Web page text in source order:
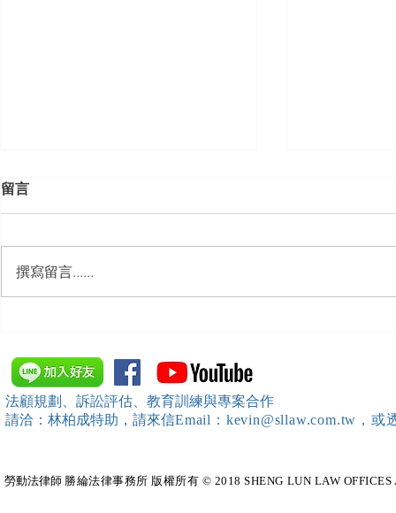
訓練）課程，邀請本所所長 邱
靖棠律師 擔任講師
留言
撰寫留言......
法顧規劃、訴訟評估、教育訓練與專案合作
請洽：林柏成特助 ，請來信Email：kevin@sllaw.com.tw，
勞動法律師​ 勝綸法律事務所 版權所有 © 2018 SHENG LUN LAW